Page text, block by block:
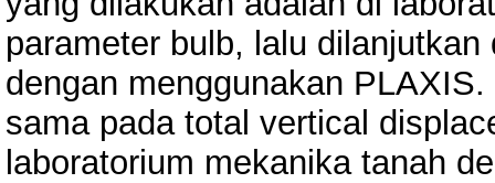
parameter bulb, lalu
dengan menggunakan
sama pada total vertical
laboratorium mekanika tanah